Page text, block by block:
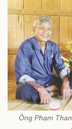
Ông Phạm